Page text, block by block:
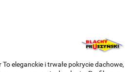
eleganckie i trwałe pokrycie dachowe,